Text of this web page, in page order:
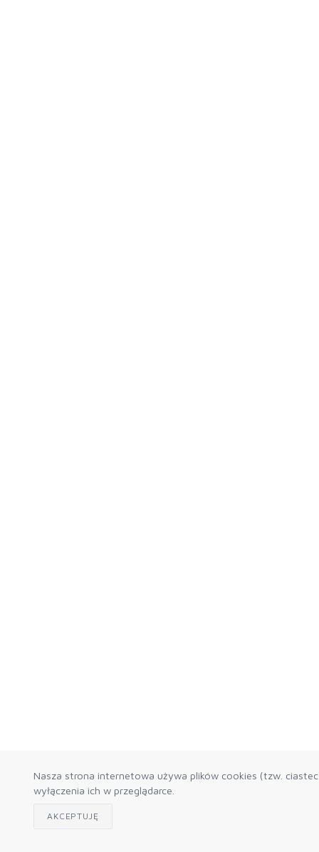
Nasza strona internetowa używa plików cookies (tzw.
wyłączenia ich w przeglądarce.
AKCEPTUJĘ